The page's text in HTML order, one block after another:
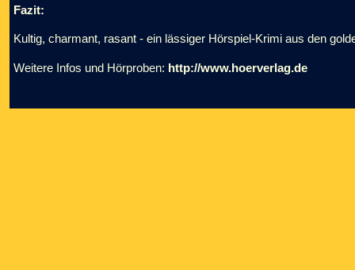
Fazit:
Kultig, charmant, rasant - ein lässiger Hörspiel-Krimi aus den
Weitere Infos und Hörproben: http://www.hoerverlag.de